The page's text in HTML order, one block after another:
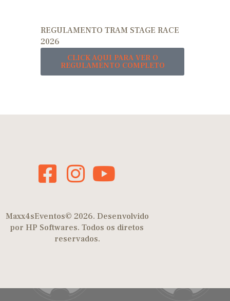
REGULAMENTO TRAM STAGE RACE
2026
CLICK AQUI PARA VER O
REGULAMENTO COMPLETO
Maxx4sEventos© 2026. Desenvolvido
por HP Softwares. Todos os diretos
reservados.